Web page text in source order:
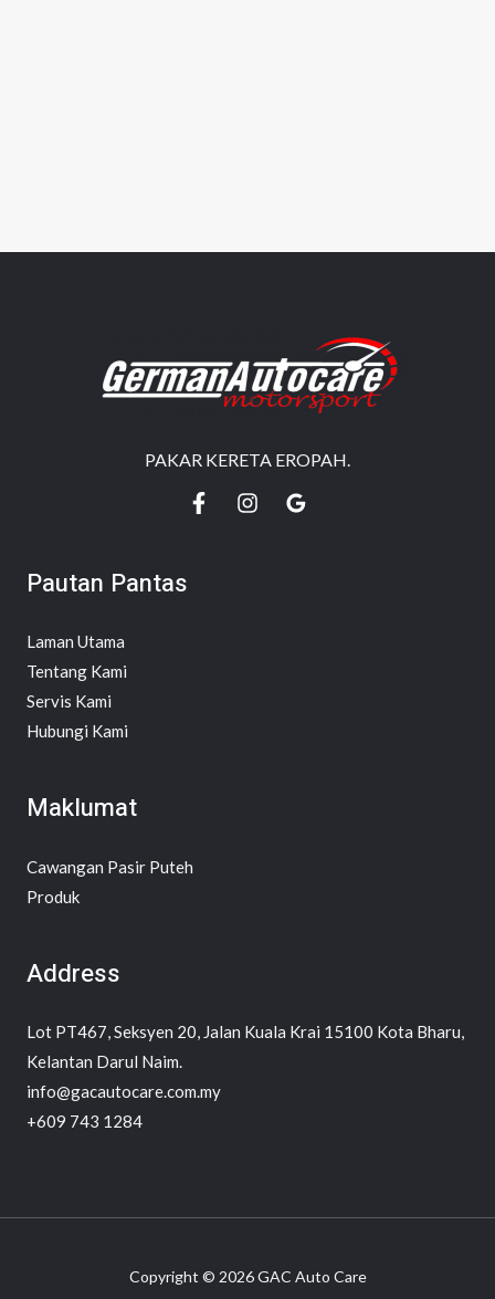
PAKAR KERETA EROPAH.
Pautan Pantas
Laman Utama
Tentang Kami
Servis Kami
Hubungi Kami
Maklumat
Cawangan Pasir Puteh
Produk
Address
Lot PT467, Seksyen 20, Jalan Kuala Krai 15100 Kota Bharu,
Kelantan Darul Naim.
info@gacautocare.com.my
+609 743 1284
Copyright © 2026 GAC Auto Care